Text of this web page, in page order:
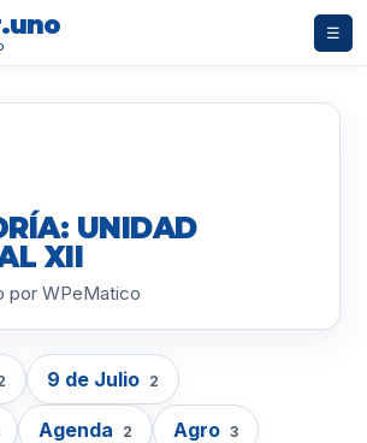
☰
UNIDAD
XII
por WPeMatico
9 de Julio 2
Agenda 2 Agro 3